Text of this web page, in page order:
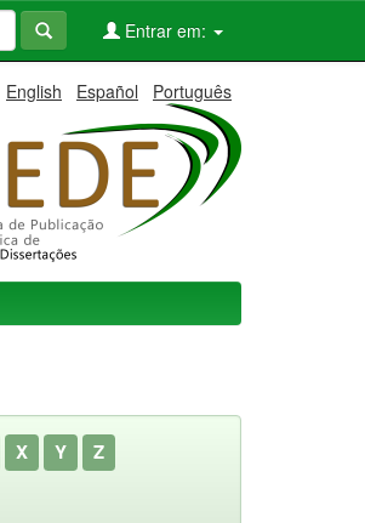
Entrar em:
English Español Português
X Y Z